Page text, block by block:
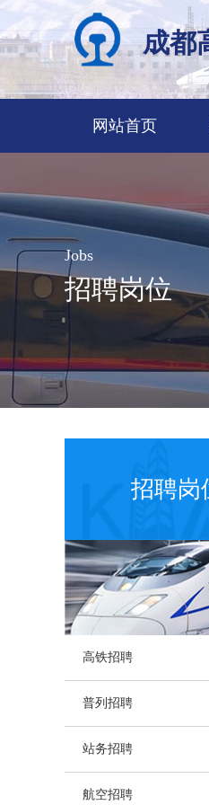
成都
网站首页
Jobs
招聘岗位
招聘岗
高铁招聘
普列招聘
站务招聘
航空招聘